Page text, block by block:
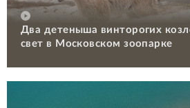
Два детеныша винторогих
свет в Московском зоопарке